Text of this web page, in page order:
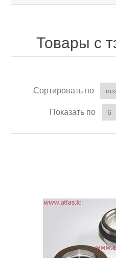
Товары с
Сортировать по
Показать по